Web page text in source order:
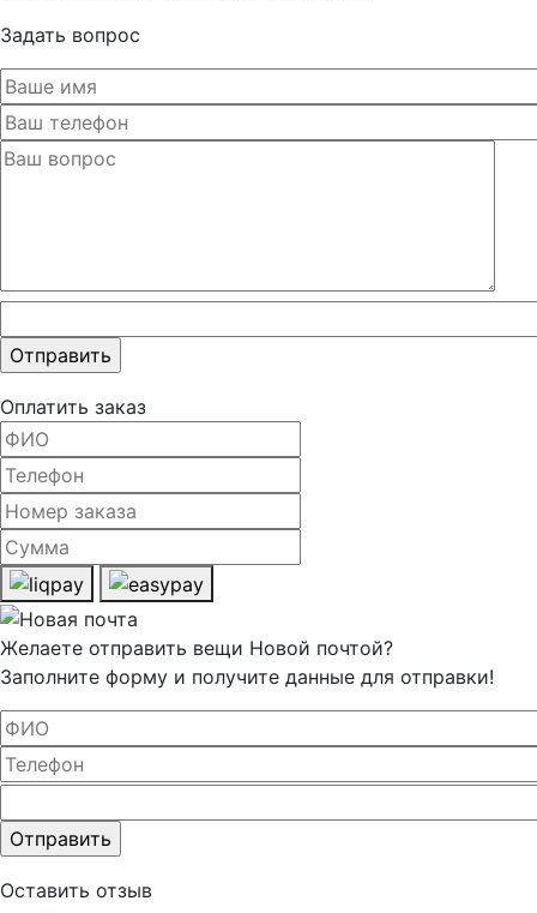
Задать вопрос
это поле
пустым.
Оплатить заказ
Желаете отправить вещи Новой почтой?
Заполните форму и получите данные для отправки!
это поле
пустым.
Оставить отзыв